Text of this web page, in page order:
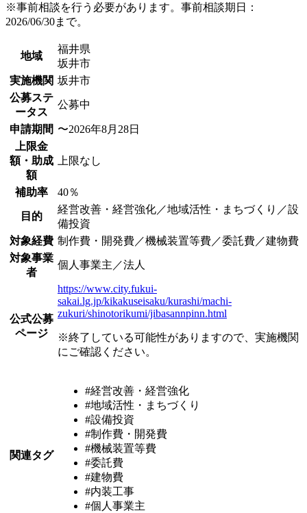
※事前相談を行う必要があります。事前相談期日：
2026/06/30まで。
地域
福井県
坂井市
実施機関 坂井市
公募ステ
ータス
公募中
申請期間 〜2026年8月28日
上限金
額・助成
額
上限なし
補助率 40％
目的
経営改善・経営強化／地域活性・まちづくり／設
備投資
対象経費 制作費・開発費／機械装置等費／委託費／建物費
対象事業
者
個人事業主／法人
公式公募
ページ
https://www.city.fukui-
sakai.lg.jp/kikakuseisaku/kurashi/machi-
zukuri/shinotorikumi/jibasannpinn.html
※終了している可能性がありますので、実施機関
にご確認ください。
関連タグ
#経営改善・経営強化
#地域活性・まちづくり
#設備投資
#制作費・開発費
#機械装置等費
#委託費
#建物費
#内装工事
#個人事業主